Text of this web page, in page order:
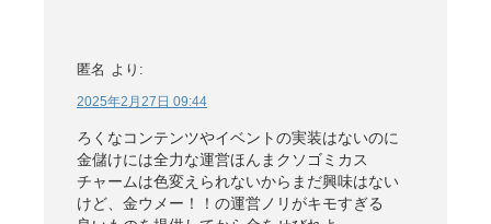
匿名 より:
2025年2月27日 09:44
ろくなコンテンツやイベントの実装はないのに
金儲けには全力な運営ほんまクソゴミカス
チャームは色変えられないからまだ興味はない
けど、金ウメー！！の運営ノリがキモすぎる